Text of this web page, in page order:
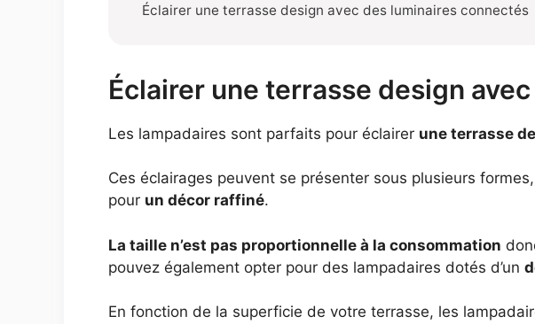
Éclairer une terrasse design avec des luminaires connectés
Éclairer une terrasse design
Les lampadaires sont parfaits pour éclairer une terrasse
Ces éclairages peuvent se présenter sous plusieurs
pour un décor raffiné.
La taille n’est pas proportionnelle à la consommation
pouvez également opter pour des lampadaires dotés d’un
En fonction de la superficie de votre terrasse, les